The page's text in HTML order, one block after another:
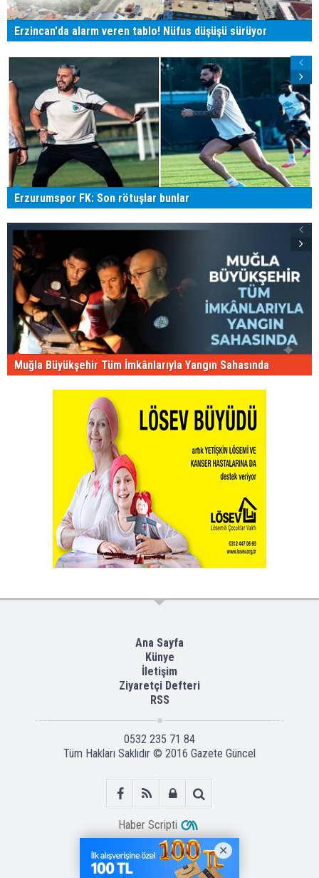
Erzincan'da alarm veren tablo! Nüfus düşüşü sürüyor
Erzurumspor FK: Son rötuşlar bunlar
Muğla Büyükşehir Tüm İmkânlarıyla Yangın Sahasında
Ana Sayfa
Künye
İletişim
Ziyaretçi Defteri
RSS
0532 235 71 84
Tüm Hakları Saklıdır © 2016 Gazete Güncel
Haber Scripti